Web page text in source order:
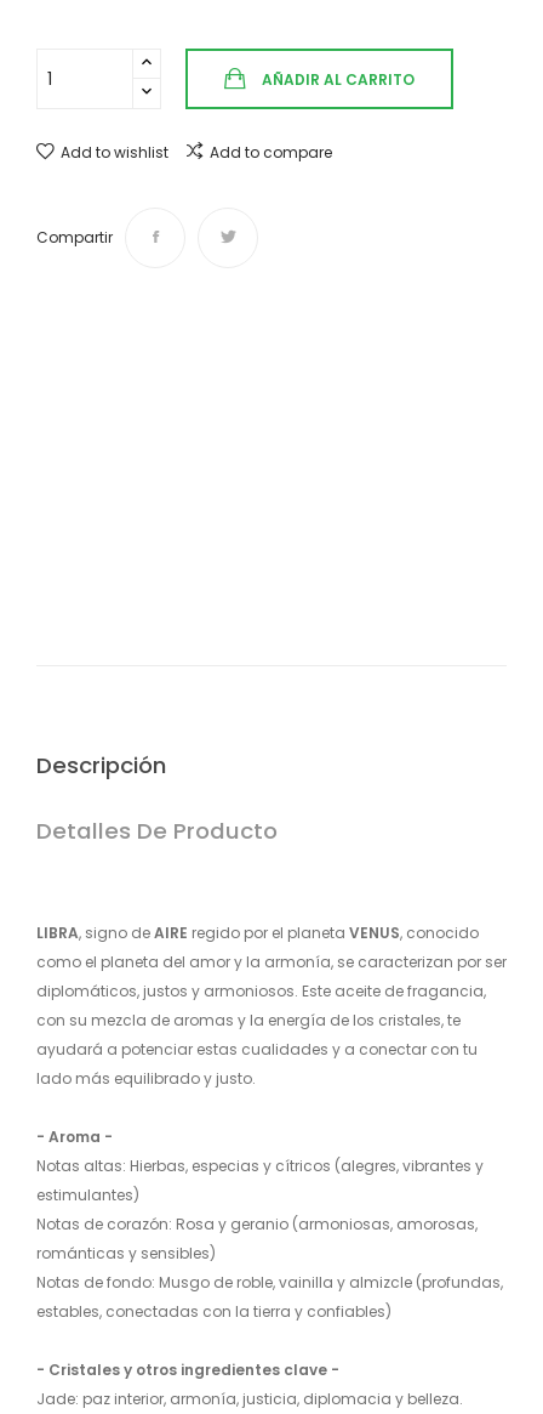
AÑADIR AL CARRITO
Add to wishlist Add to compare
Compartir
Descripción
Detalles De Producto
LIBRA, signo deAIRE regido por el planeta VENUS, conocido
como el planeta del amor y la armonía, se caracterizan por ser
diplomáticos, justos y armoniosos. Este aceite de fragancia,
con su mezcla de aromas y la energía de los cristales, te
ayudará a potenciar estas cualidades y a conectar con tu
lado más equilibrado y justo.
- Aroma -
Notas altas: Hierbas, especias y cítricos (alegres, vibrantes y
estimulantes)
Notas de corazón: Rosa y geranio (armoniosas, amorosas,
románticas y sensibles)
Notas de fondo: Musgo de roble, vainilla y almizcle (profundas,
estables, conectadas con la tierra y confiables)
- Cristalesy otros ingredientes clave -
Jade: paz interior, armonía, justicia, diplomacia y belleza.